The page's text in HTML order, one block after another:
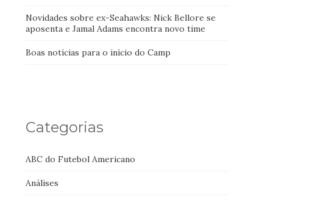
Novidades sobre ex-Seahawks: Nick Bellore se
aposenta e Jamal Adams encontra novo time
Boas notícias para o início do Camp
Categorias
ABC do Futebol Americano
Análises